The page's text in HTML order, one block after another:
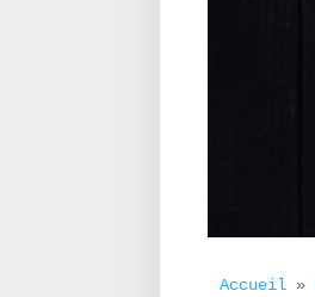
Accueil »